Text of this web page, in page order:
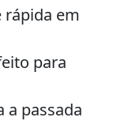
em
para
a passada